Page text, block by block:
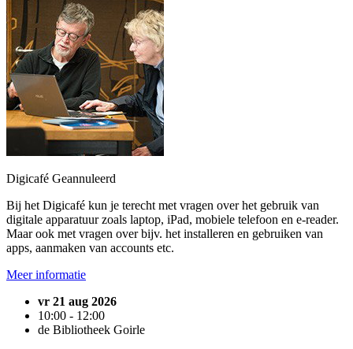
Digicafé Geannuleerd
Bij het Digicafé kun je terecht met vragen over het gebruik van
digitale apparatuur zoals laptop, iPad, mobiele telefoon en e-reader.
Maar ook met vragen over bijv. het installeren en gebruiken van
apps, aanmaken van accounts etc.
Meer informatie
vr 21 aug 2026
10:00 - 12:00
de Bibliotheek Goirle